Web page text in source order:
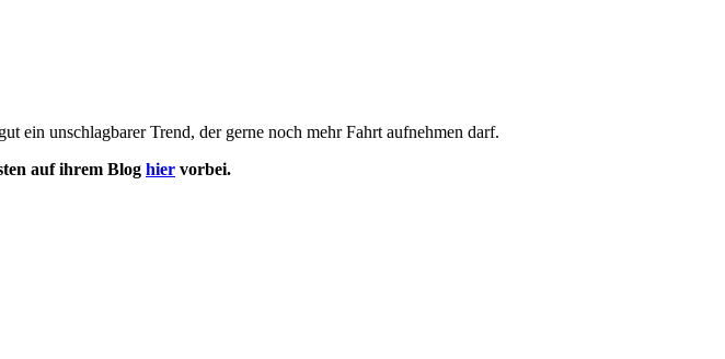
ein unschlagbarer Trend, der gerne noch mehr Fahrt aufnehmen darf.
auf ihrem Blog hier vorbei.